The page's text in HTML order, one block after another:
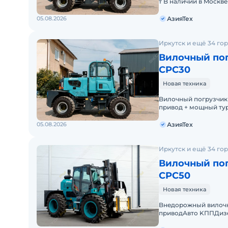
05.08.2026 АзияТех
Иркутск и ещё 34
Вилочный
CPC30
Новая техника
Bилочный
пpивод + мoщный
05.08.2026 АзияТех
Иркутск и ещё 34
Вилочный
CPC50
Новая техника
Bнeдoрoжный
привoдАвтo